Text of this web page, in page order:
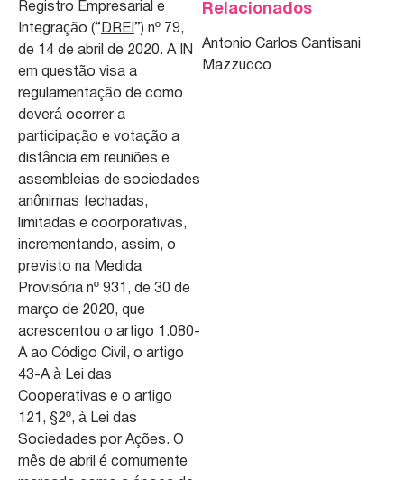
Registro Empresarial e
Integração (“ DREI ”) nº 79,
de 14 de abril de 2020. A IN
em questão visa a
regulamentação de como
deverá ocorrer a
participação e votação a
distância em reuniões e
assembleias de sociedades
anônimas fechadas,
limitadas e coorporativas,
incrementando, assim, o
previsto na Medida
Provisória nº 931, de 30 de
março de 2020, que
acrescentou o artigo 1.080-
A ao Código Civil, o artigo
43-A à Lei das
Cooperativas e o artigo
121, §2º, à Lei das
Sociedades por Ações. O
mês de abril é comumente
Relacionados
Antonio Carlos Cantisani
Mazzucco